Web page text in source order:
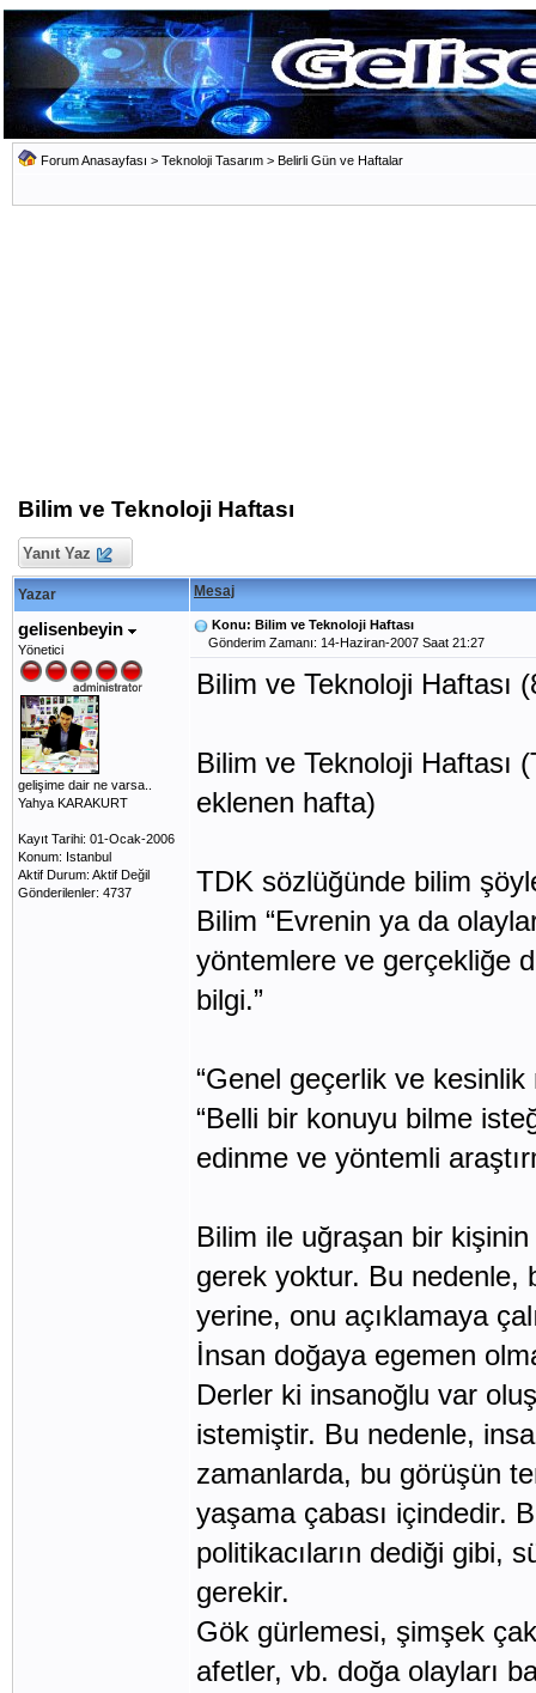
Forum Anasayfası > Teknoloji Tasarım > Belirli Gün ve Haftalar
Bilim ve Teknoloji Haftası
Yanıt Yaz
Yazar Mesaj
gelisenbeyin
Yönetici
gelişime dair ne varsa..
Yahya KARAKURT
Kayıt Tarihi: 01-Ocak-2006
Konum: Istanbul
Aktif Durum: Aktif Değil
Gönderilenler: 4737
Konu: Bilim ve Teknoloji Haftası
Gönderim Zamanı: 14-Haziran-2007 Saat 21:27
Bilim ve Teknoloji Haftası
Bilim ve Teknoloji Haftası
eklenen hafta)
TDK sözlüğünde bilim
Bilim “Evrenin ya da
yöntemlere ve gerçekliğe
bilgi.”
“Genel geçerlik ve
“Belli bir konuyu bilme
edinme ve yöntemli
Bilim ile uğraşan bir kişinin
gerek yoktur. Bu nedenle,
yerine, onu açıklamaya
İnsan doğaya egemen
Derler ki insanoğlu var
istemiştir. Bu nedenle,
zamanlarda, bu görüşün
yaşama çabası içindedir.
politikacıların dediği gibi,
gerekir.
Gök gürlemesi, şimşek
afetler, vb. doğa olayları